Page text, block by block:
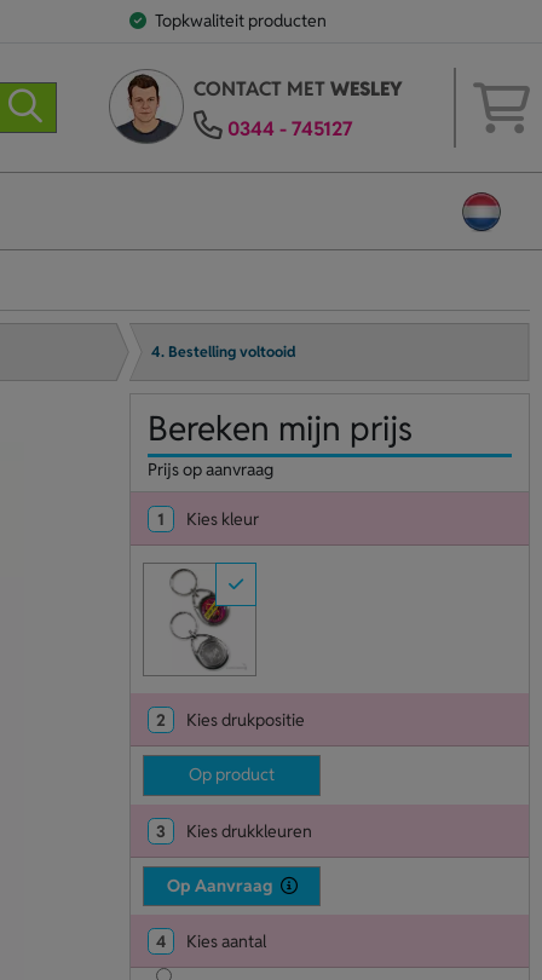
Topkwaliteit producten
CONTACT METWESLEY
0344 - 745127
4. Bestelling voltooid
Bereken mijn prijs
Prijs op aanvraag
1 Kies kleur
2 Kies drukpositie
Op product
3 Kies drukkleuren
Op Aanvraag
4 Kies aantal